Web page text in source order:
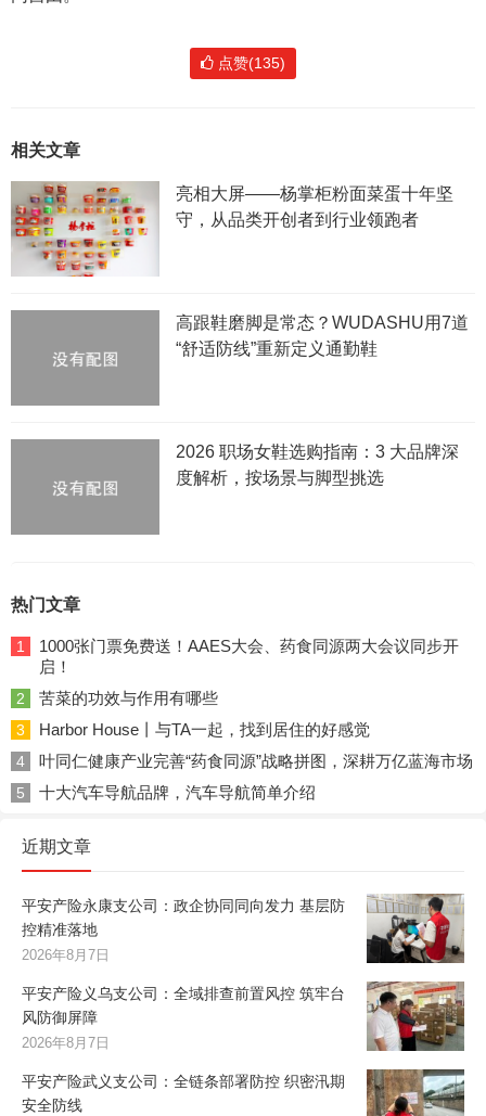
点赞(135)
相关文章
亮相大屏——杨掌柜粉面菜蛋十年坚
守，从品类开创者到行业领跑者
高跟鞋磨脚是常态？WUDASHU用7道
“舒适防线”重新定义通勤鞋
2026 职场女鞋选购指南：3 大品牌深
度解析，按场景与脚型挑选
热门文章
1
1000张门票免费送！AAES大会、药食同源两大会议同步开
启！
2 苦菜的功效与作用有哪些
3 Harbor House丨与TA一起，找到居住的好感觉
4 叶同仁健康产业完善“药食同源”战略拼图，深耕万亿蓝海市场
5 十大汽车导航品牌，汽车导航简单介绍
近期文章
平安产险永康支公司：政企协同同向发力 基层防
控精准落地
2026年8月7日
平安产险义乌支公司：全域排查前置风控 筑牢台
风防御屏障
2026年8月7日
平安产险武义支公司：全链条部署防控 织密汛期
安全防线